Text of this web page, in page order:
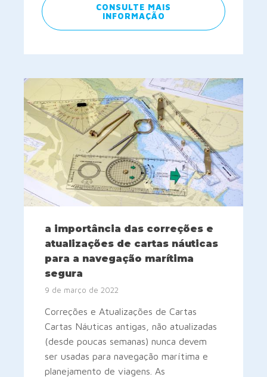
CONSULTE MAIS
INFORMAÇÃO
a importância das correções e
atualizações de cartas náuticas
para a navegação marítima
segura
9 de março de 2022
Correções e Atualizações de Cartas
Cartas Náuticas antigas, não atualizadas
(desde poucas semanas) nunca devem
ser usadas para navegação marítima e
planejamento de viagens. As